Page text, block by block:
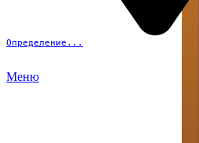
Определение...
Меню